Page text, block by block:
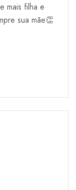
mais filha e
sua mãe👏